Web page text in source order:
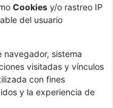
Cookies y/o rastreo IP
del usuario
navegador, sistema
visitadas y vínculos
con fines
y la experiencia de